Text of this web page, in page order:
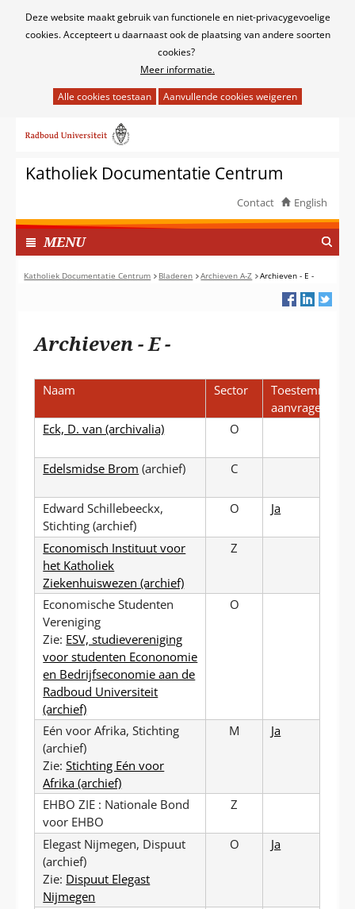
Cookies
Deze website maakt gebruik van functionele en niet-privacygevoelige
cookies. Accepteert u daarnaast ook de plaatsing van andere soorten
cookies?
Meer informatie.
het
van
cookies
deze
website
worden
toegestaan
naar
inhoudKatholiek Documentatie Centrum
Contact English
MENUI
N
G
A
T
Katholiek Documentatie Centrum Bladeren Archieven A-Z Archieven - E -
Archieven - E -
Naam Sector
Toestemming
aanvragen?
Eck, D. van (archivalia)
O
Edelsmidse Brom (archief) C
Edward Schillebeeckx,
Stichting (archief)
O Ja
Economisch Instituut voor
het Katholiek
Ziekenhuiswezen (archief)
Z
Economische Studenten
Vereniging
Zie: ESV, studievereniging
voor studenten Econonomie
en Bedrijfseconomie aan de
Radboud Universiteit
(archief)
O
Eén voor Afrika, Stichting
(archief)
Zie:Stichting Eén voor
Afrika (archief)
M Ja
EHBO ZIE : Nationale Bond
voor EHBO
Z
Elegast Nijmegen, Dispuut
(archief)
Zie: Dispuut Elegast
Nijmegen
O Ja